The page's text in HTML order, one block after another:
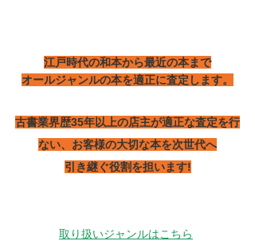
江戸時代の和本から最近の本まで
オールジャンルの本を適正に査定します。
古書業界歴35年以上の店主が適正な査定を行
ない、お客様の大切な本を次世代へ
引き継ぐ役割を担います!
取り扱いジャンルはこちら